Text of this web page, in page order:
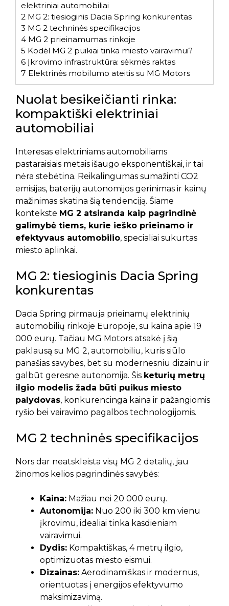
elektriniai automobiliai
2 MG 2: tiesioginis Dacia Spring konkurentas
3 MG 2 techninės specifikacijos
4 MG 2 prieinamumas rinkoje
5 Kodėl MG 2 puikiai tinka miesto vairavimui?
6 Įkrovimo infrastruktūra: sėkmės raktas
7 Elektrinės mobilumo ateitis su MG Motors
Nuolat besikeičianti rinka:
kompaktiški elektriniai
automobiliai
Interesas elektriniams automobiliams
pastaraisiais metais išaugo eksponentiškai, ir tai
nėra stebėtina. Reikalingumas sumažinti CO2
emisijas, baterijų autonomijos gerinimas ir kainų
mažinimas skatina šią tendenciją. Šiame
kontekste MG 2 atsiranda kaip pagrindinė
galimybė tiems, kurie ieško prieinamo ir
efektyvaus automobilio, specialiai sukurtas
miesto aplinkai.
MG 2: tiesioginis Dacia Spring
konkurentas
Dacia Spring pirmauja prieinamų elektrinių
automobilių rinkoje Europoje, su kaina apie 19
000 eurų. Tačiau MG Motors atsakė į šią
paklausą su MG 2, automobiliu, kuris siūlo
panašias savybes, bet su modernesniu dizainu ir
galbūt geresne autonomija. Šis keturių metrų
ilgio modelis žada būti puikus miesto
palydovas, konkurencinga kaina ir pažangiomis
ryšio bei vairavimo pagalbos technologijomis.
MG 2 techninės specifikacijos
Nors dar neatskleista visų MG 2 detalių, jau
žinomos kelios pagrindinės savybės:
Kaina: Mažiau nei 20 000 eurų.
Autonomija: Nuo 200 iki 300 km vienu
įkrovimu, idealiai tinka kasdieniam
vairavimui.
Dydis: Kompaktiškas, 4 metrų ilgio,
optimizuotas miesto eismui.
Dizainas: Aerodinamiškas ir modernus,
orientuotas į energijos efektyvumo
maksimizavimą.